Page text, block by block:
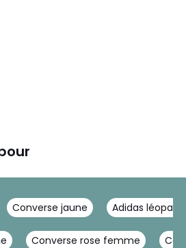
Converse jaune Adidas
Converse rose femme